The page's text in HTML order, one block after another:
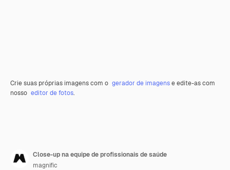
Crie suas próprias imagens com o gerador de imagense edite-as com
nosso editor de fotos.
Close-up na equipe de profissionais de saúde
magnific